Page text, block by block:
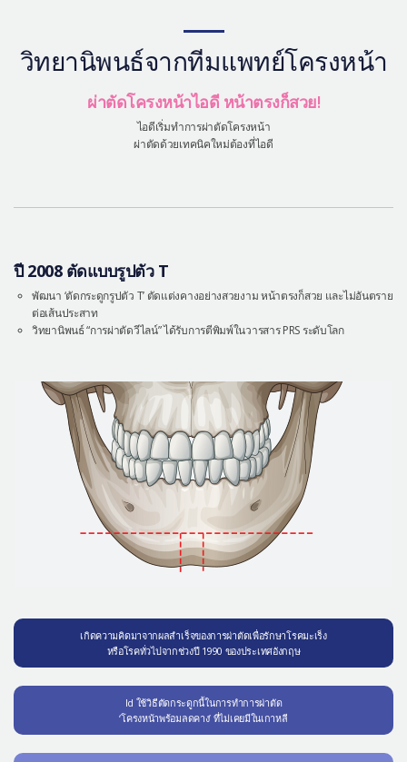
วิทยานิพนธ์จากทีมแพทย์โครงหน้า
ผ่าตัดโครงหน้าไอดี หน้าตรงก็สวย!
ไอดีเริ่มทำการผ่าตัดโครงหน้า
ผ่าตัดด้วยเทคนิคใหม่ต้องที่ไอดี
ปี 2008 ตัดแบบรูปตัว T
พัฒนา ‘ตัดกระดูกรูปตัว T’ ตัดแต่งคางอย่างสวยงาม หน้าตรงก็สวย และไม่อันตราย
ต่อเส้นประสาท
วิทยานิพนธ์ “การผ่าตัดวีไลน์” ได้รับการตีพิมพ์ในวารสาร PRS ระดับโลก
เกิดความคิดมาจากผลสำเร็จของการผ่าตัดเพื่อรักษาโรคมะเร็ง
หรือโรคทั่วไปจากช่วงปี 1990 ของประเทศอังกฤษ
Id ใช้วิธีตัดกระดูกนี้ในการทำการผ่าตัด
‘โครงหน้าพร้อมลดคาง’ ที่ไม่เคยมีในเกาหลี